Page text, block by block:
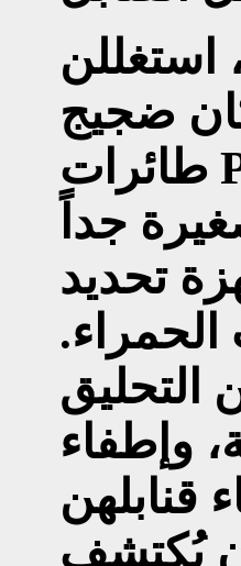
استغللن
ضجيج
طائرات Po-2 ضئيلاً، ولا يُمكن تتبع
جداً
تحديد
الحمراء.
التحليق
وإطفاء
قنابلهن
يُكتشف